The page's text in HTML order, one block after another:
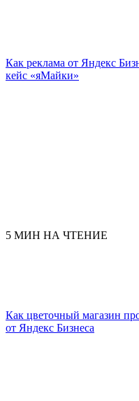
Как реклама от Яндекс
кейс «яМайки»
5 МИН НА ЧТЕНИЕ
Как цветочный магазин
от Яндекс Бизнеса